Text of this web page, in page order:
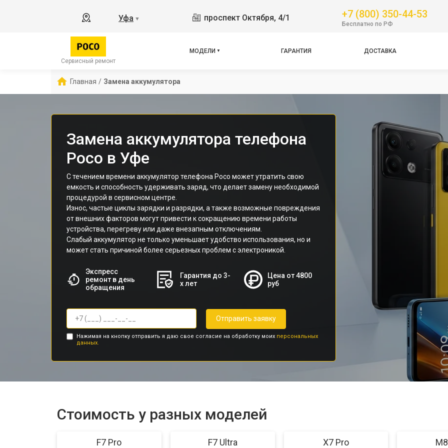
Уфа ▼ проспект Октября, 4/1 +7 (800) 350-44-53
Бесплатно по РФ
Сервисный ремонт
МОДЕЛИ
X2
X3 NFC
ГАРАНТИЯ ДОСТАВКА
Главная / Замена аккумулятора
Замена аккумулятора телефона
Poco в Уфе
С течением времени аккумулятор телефона Poco может утратить свою
емкость и способность удерживать заряд, что делает замену необходимой
процедурой в сервисном центре.
Износ, частые циклы зарядки и разрядки, а также возможные повреждения
от внешних факторов могут привести к сокращению времени работы
устройства, перегреву или даже внезапным отключениям.
Слабый аккумулятор не только уменьшает удобство использования, но и
может стать причиной более серьезных проблем с электроникой.
Экспресс
ремонт в день
обращения
Гарантия до 3-
х лет
Цена от 4800
руб
Отправить заявку
Нажимая на кнопку отправить я даю свое согласие на обработку моих персональных
данных.
Стоимость у разных моделей
F7 Pro F7 Ultra X7 Pro